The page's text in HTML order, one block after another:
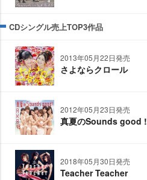
CDシングル売上TOP3作品
2013年05月22日発売
さよならクロール
2012年05月23日発売
真夏のSounds good !
2018年05月30日発売
Teacher Teacher